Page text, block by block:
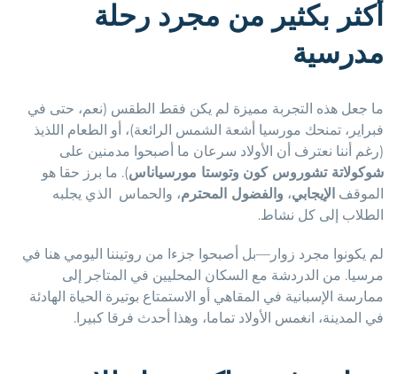
أكثر بكثير من مجرد رحلة
مدرسية
ما جعل هذه التجربة مميزة لم يكن فقط الطقس (نعم، حتى في
فبراير، تمنحك مورسيا أشعة الشمس الرائعة)، أو الطعام اللذيذ
(رغم أننا نعترف أن الأولاد سرعان ما أصبحوا مدمنين على
شوكولاتة تشوروس كون وتوستا مورسياناس ). ما برز حقا هو
الموقف الإيجابي ، والفضول المحترم، والحماس الذي يجلبه
الطلاب إلى كل نشاط.
لم يكونوا مجرد زوار—بل أصبحوا جزءا من روتيننا اليومي هنا في
مرسيا. من الدردشة مع السكان المحليين في المتاجر إلى
ممارسة الإسبانية في المقاهي أو الاستمتاع بوتيرة الحياة الهادئة
في المدينة، انغمس الأولاد تماما، وهذا أحدث فرقا كبيرا.